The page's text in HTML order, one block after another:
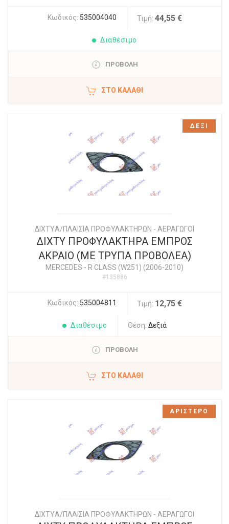
Κωδικός: 535004040 Τιμή: 44,55 €
Διαθέσιμο
ΠΡΟΒΟΛΗ
ΣΤΟ ΚΑΛΆΘΙ
ΔΙΧΤYΑ/ΠΛΑΙΣΙΑ ΠΡΟΦΥΛΑΚΤΗΡΩΝ - ΑΕΡΑΓΩΓΟΙ
ΔΙΧΤΥ ΠΡΟΦΥΛΑΚΤΗΡΑ ΕΜΠΡΟΣ
ΑΚΡΑΙΟ (ΜΕ ΤΡΥΠΑ ΠΡΟΒΟΛΕΑ)
MERCEDES - R CLASS (W251) (2006-2010)
#135886
Κωδικός: 535004811 Τιμή: 12,75 €
Διαθέσιμο Θέση: Δεξιά
ΠΡΟΒΟΛΗ
ΣΤΟ ΚΑΛΆΘΙ
ΔΕΞΙ
ΔΙΧΤYΑ/ΠΛΑΙΣΙΑ ΠΡΟΦΥΛΑΚΤΗΡΩΝ - ΑΕΡΑΓΩΓΟΙ
ΑΡΙΣΤΕΡΟ